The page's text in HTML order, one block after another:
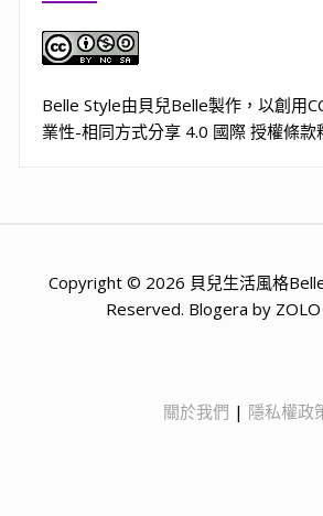
Belle Style由貝兒Belle製作，以創用
業性-相同方式分享 4.0 國際 授權條款
Copyright © 2026 貝兒生活風格
Reserved. Blogera by
關於我們 | 隱私權政